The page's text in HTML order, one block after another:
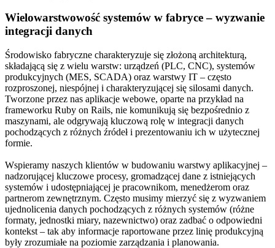
Wielowarstwowość systemów w fabryce – wyzwanie
integracji danych
Środowisko fabryczne charakteryzuje się złożoną architekturą,
składającą się z wielu warstw: urządzeń (PLC, CNC), systemów
produkcyjnych (MES, SCADA) oraz warstwy IT – często
rozproszonej, niespójnej i charakteryzującej się silosami danych.
Tworzone przez nas aplikacje webowe, oparte na przykład na
frameworku Ruby on Rails, nie komunikują się bezpośrednio z
maszynami, ale odgrywają kluczową rolę w integracji danych
pochodzących z różnych źródeł i prezentowaniu ich w użytecznej
formie.
Wspieramy naszych klientów w budowaniu warstwy aplikacyjnej –
nadzorującej kluczowe procesy, gromadzącej dane z istniejących
systemów i udostępniającej je pracownikom, menedżerom oraz
partnerom zewnętrznym. Często musimy mierzyć się z wyzwaniem
ujednolicenia danych pochodzących z różnych systemów (różne
formaty, jednostki miary, nazewnictwo) oraz zadbać o odpowiedni
kontekst – tak aby informacje raportowane przez linię produkcyjną
były zrozumiałe na poziomie zarządzania i planowania.